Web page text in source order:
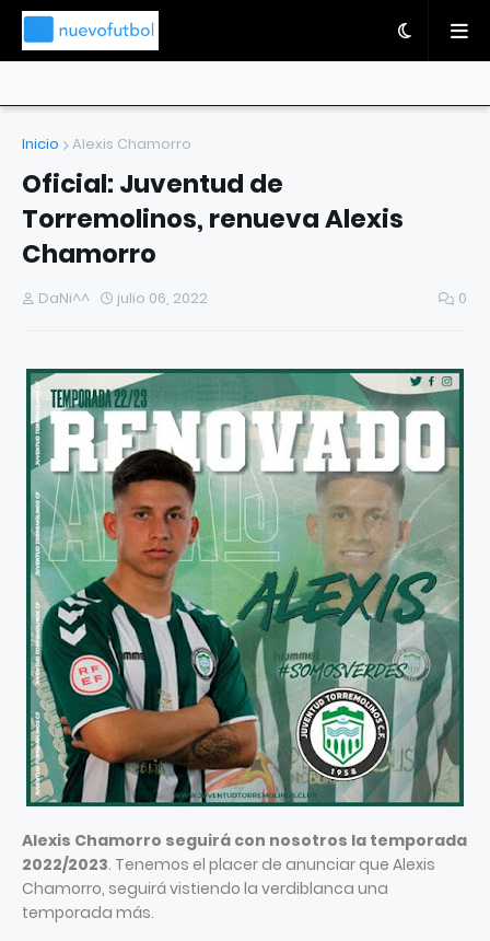
Inicio Alexis Chamorro
Oficial: Juventud de
Torremolinos, renueva Alexis
Chamorro
DaNi^^ julio 06, 2022 0
Alexis Chamorro seguirá con nosotros la temporada
2022/2023. Tenemos el placer de anunciar que Alexis
Chamorro, seguirá vistiendo la verdiblanca una
temporada más.